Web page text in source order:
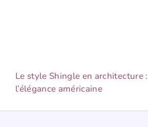
Le style Shingle en architecture
l’élégance américaine